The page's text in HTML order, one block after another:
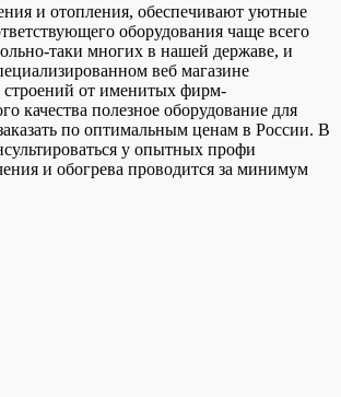
и отопления, обеспечивают уютные
оборудования чаще всего
таки многих в нашей державе, и
веб магазине
строений от именитых фирм-
качества полезное оборудование для
по оптимальным ценам в России. В
у опытных профи
и обогрева проводится за минимум